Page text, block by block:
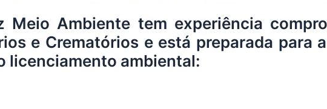
Meio Ambiente tem experiência
e Crematórios e está preparada para
licenciamento ambiental: